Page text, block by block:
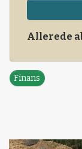
Allerede
Finans